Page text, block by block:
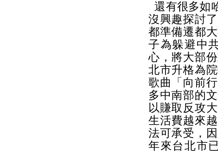
還有很多如
沒興趣探討
都準備遷都
子為躲避中
心，將大部
北市升格為
歌曲「向前
多中南部的
以賺取反攻
生活費越來
法可承受，
年來台北市